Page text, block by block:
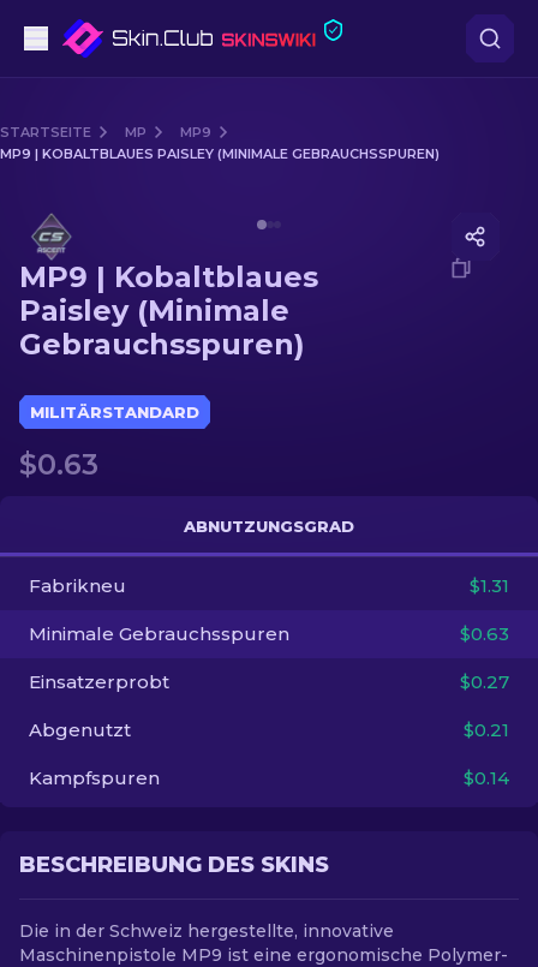
Mittelklasse
Scharfschützengewehr
Messer
Handschuh
Kisten
DE
STARTSEITE MP
MP9
MP9 | KOBALTBLAUES PAISLEY (MINIMALE GEBRAUCHSSPUREN)
MP9 | Kobaltblaues
Paisley (Minimale
Gebrauchsspuren)
MILITÄRSTANDARD
$0.63
ABNUTZUNGSGRAD
Fabrikneu $1.31
Minimale Gebrauchsspuren $0.63
Einsatzerprobt $0.27
Abgenutzt $0.21
Kampfspuren $0.14
BESCHREIBUNG DES SKINS
Die in der Schweiz hergestellte, innovative
Maschinenpistole MP9 ist eine ergonomische Polymer-